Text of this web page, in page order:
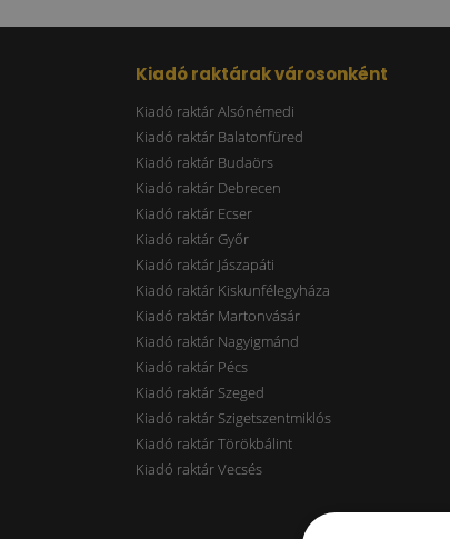
Kiadó raktárak városonként
Kiadó raktár Alsónémedi
Kiadó raktár Balatonfüred
Kiadó raktár Budaörs
Kiadó raktár Debrecen
Kiadó raktár Ecser
Kiadó raktár Győr
Kiadó raktár Jászapáti
Kiadó raktár Kiskunfélegyháza
Kiadó raktár Martonvásár
Kiadó raktár Nagyigmánd
Kiadó raktár Pécs
Kiadó raktár Szeged
Kiadó raktár Szigetszentmiklós
Kiadó raktár Törökbálint
Kiadó raktár Vecsés